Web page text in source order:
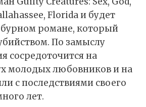
Florida и будет
бурном романе, который
По замыслу
сосредоточится на
молодых любовников и на
с последствиями своего
лет.